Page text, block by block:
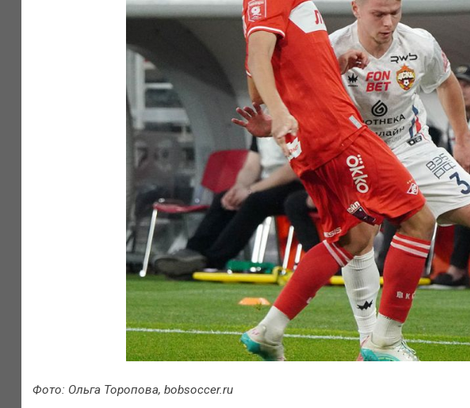
Фото: Ольга Торопова, bobsoccer.ru